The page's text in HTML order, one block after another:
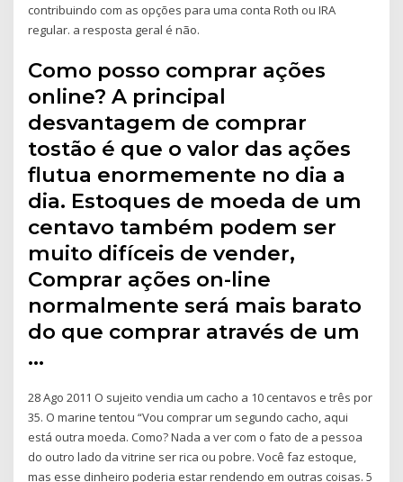
contribuindo com as opções para uma conta Roth ou IRA
regular. a resposta geral é não.
Como posso comprar ações
online? A principal
desvantagem de comprar
tostão é que o valor das ações
flutua enormemente no dia a
dia. Estoques de moeda de um
centavo também podem ser
muito difíceis de vender,
Comprar ações on-line
normalmente será mais barato
do que comprar através de um
…
28 Ago 2011 O sujeito vendia um cacho a 10 centavos e três por
35. O marine tentou “Vou comprar um segundo cacho, aqui
está outra moeda. Como? Nada a ver com o fato de a pessoa
do outro lado da vitrine ser rica ou pobre. Você faz estoque,
mas esse dinheiro poderia estar rendendo em outras coisas. 5